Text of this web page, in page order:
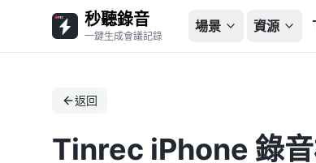
秒聽錄音
一鍵生成會議記錄
場景 資源
返回
Tinrec iPhone 錄